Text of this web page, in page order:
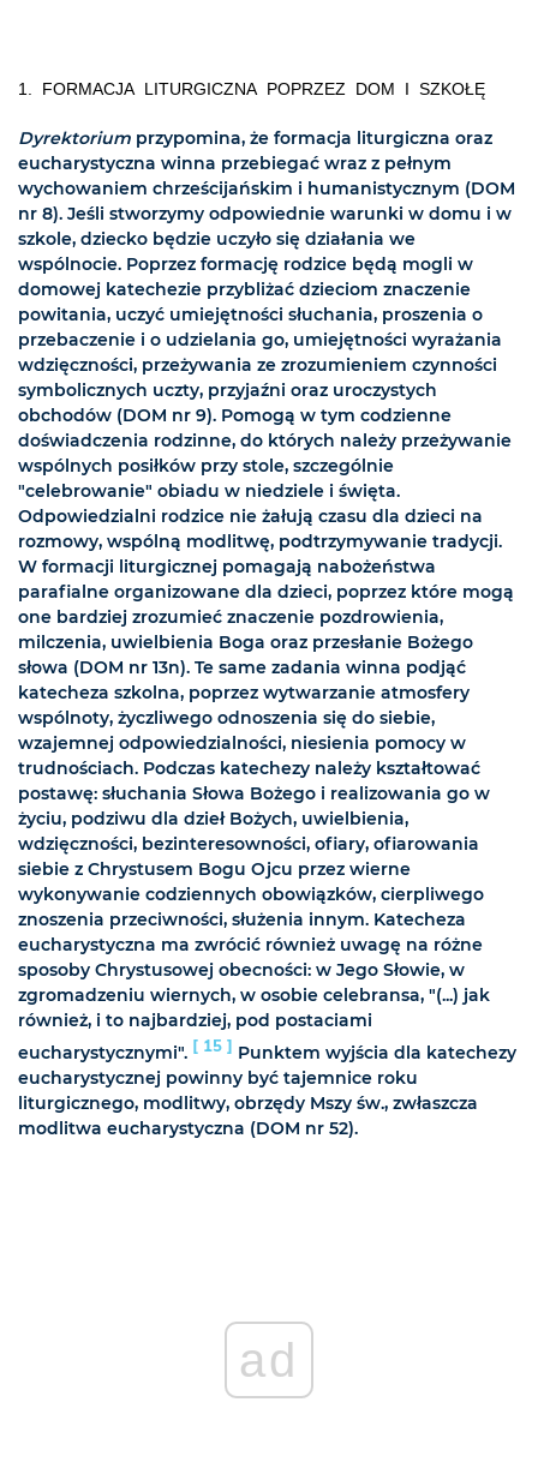
1. FORMACJA LITURGICZNA POPRZEZ DOM I SZKOŁĘ
Dyrektorium przypomina, że formacja liturgiczna oraz
eucharystyczna winna przebiegać wraz z pełnym
wychowaniem chrześcijańskim i humanistycznym (DOM
nr 8). Jeśli stworzymy odpowiednie warunki w domu i w
szkole, dziecko będzie uczyło się działania we
wspólnocie. Poprzez formację rodzice będą mogli w
domowej katechezie przybliżać dzieciom znaczenie
powitania, uczyć umiejętności słuchania, proszenia o
przebaczenie i o udzielania go, umiejętności wyrażania
wdzięczności, przeżywania ze zrozumieniem czynności
symbolicznych uczty, przyjaźni oraz uroczystych
obchodów (DOM nr 9). Pomogą w tym codzienne
doświadczenia rodzinne, do których należy przeżywanie
wspólnych posiłków przy stole, szczególnie
"celebrowanie" obiadu w niedziele i święta.
Odpowiedzialni rodzice nie żałują czasu dla dzieci na
rozmowy, wspólną modlitwę, podtrzymywanie tradycji.
W formacji liturgicznej pomagają nabożeństwa
parafialne organizowane dla dzieci, poprzez które mogą
one bardziej zrozumieć znaczenie pozdrowienia,
milczenia, uwielbienia Boga oraz przesłanie Bożego
słowa (DOM nr 13n). Te same zadania winna podjąć
katecheza szkolna, poprzez wytwarzanie atmosfery
wspólnoty, życzliwego odnoszenia się do siebie,
wzajemnej odpowiedzialności, niesienia pomocy w
trudnościach. Podczas katechezy należy kształtować
postawę: słuchania Słowa Bożego i realizowania go w
życiu, podziwu dla dzieł Bożych, uwielbienia,
wdzięczności, bezinteresowności, ofiary, ofiarowania
siebie z Chrystusem Bogu Ojcu przez wierne
wykonywanie codziennych obowiązków, cierpliwego
znoszenia przeciwności, służenia innym. Katecheza
eucharystyczna ma zwrócić również uwagę na różne
sposoby Chrystusowej obecności: w Jego Słowie, w
zgromadzeniu wiernych, w osobie celebransa, "(...) jak
również, i to najbardziej, pod postaciami
eucharystycznymi". [ 15 ] Punktem wyjścia dla katechezy
eucharystycznej powinny być tajemnice roku
liturgicznego, modlitwy, obrzędy Mszy św., zwłaszcza
modlitwa eucharystyczna (DOM nr 52).
ad